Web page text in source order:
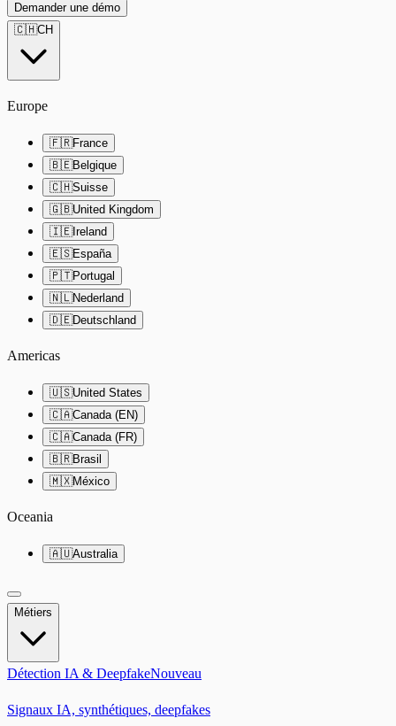
Demander une démo
🇨🇭CH
Europe
🇫🇷France
🇧🇪Belgique
🇨🇭Suisse
🇬🇧United Kingdom
🇮🇪Ireland
🇪🇸España
🇵🇹Portugal
🇳🇱Nederland
🇩🇪Deutschland
Americas
🇺🇸United States
🇨🇦Canada (EN)
🇨🇦Canada (FR)
🇧🇷Brasil
🇲🇽México
Oceania
🇦🇺Australia
Métiers
Détection IA & DeepfakeNouveau
Signaux IA, synthétiques, deepfakes